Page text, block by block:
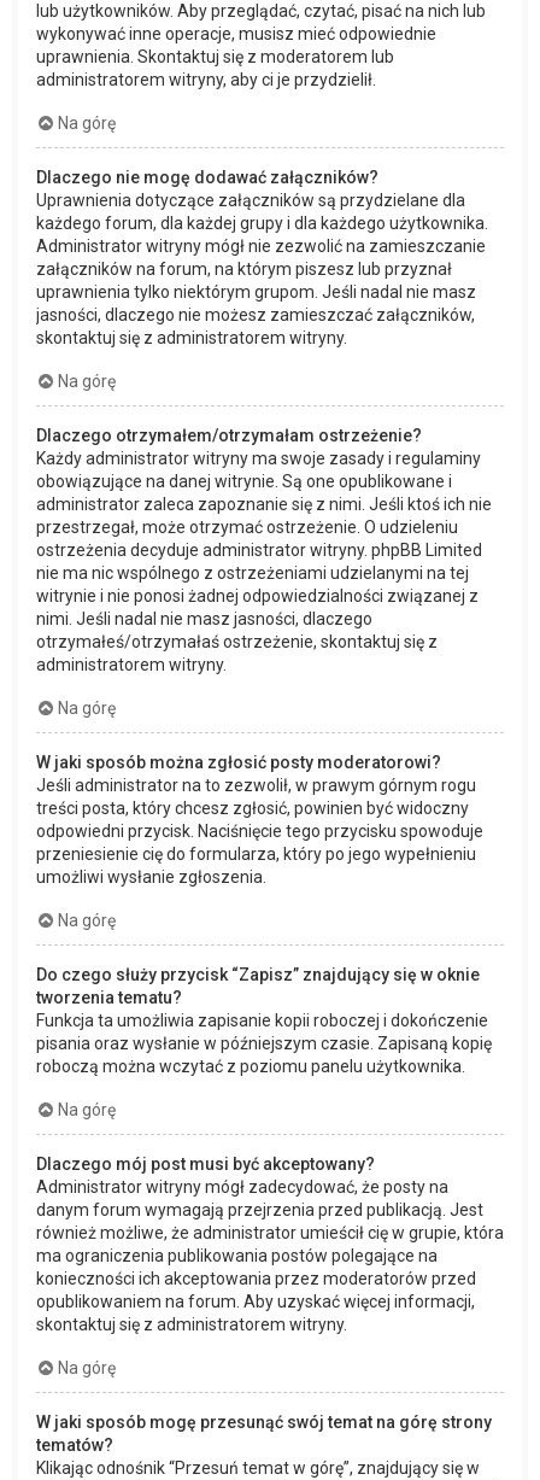
lub użytkowników. Aby przeglądać, czytać, pisać na nich lub
wykonywać inne operacje, musisz mieć odpowiednie
uprawnienia. Skontaktuj się z moderatorem lub
administratorem witryny, aby ci je przydzielił.
Na górę
Dlaczego nie mogę dodawać załączników?
Uprawnienia dotyczące załączników są przydzielane dla
każdego forum, dla każdej grupy i dla każdego użytkownika.
Administrator witryny mógł nie zezwolić na zamieszczanie
załączników na forum, na którym piszesz lub przyznał
uprawnienia tylko niektórym grupom. Jeśli nadal nie masz
jasności, dlaczego nie możesz zamieszczać załączników,
skontaktuj się z administratorem witryny.
Na górę
Dlaczego otrzymałem/otrzymałam ostrzeżenie?
Każdy administrator witryny ma swoje zasady i regulaminy
obowiązujące na danej witrynie. Są one opublikowane i
administrator zaleca zapoznanie się z nimi. Jeśli ktoś ich nie
przestrzegał, może otrzymać ostrzeżenie. O udzieleniu
ostrzeżenia decyduje administrator witryny. phpBB Limited
nie ma nic wspólnego z ostrzeżeniami udzielanymi na tej
witrynie i nie ponosi żadnej odpowiedzialności związanej z
nimi. Jeśli nadal nie masz jasności, dlaczego
otrzymałeś/otrzymałaś ostrzeżenie, skontaktuj się z
administratorem witryny.
Na górę
W jaki sposób można zgłosić posty moderatorowi?
Jeśli administrator na to zezwolił, w prawym górnym rogu
treści posta, który chcesz zgłosić, powinien być widoczny
odpowiedni przycisk. Naciśnięcie tego przycisku spowoduje
przeniesienie cię do formularza, który po jego wypełnieniu
umożliwi wysłanie zgłoszenia.
Na górę
Do czego służy przycisk “Zapisz” znajdujący się w oknie
tworzenia tematu?
Funkcja ta umożliwia zapisanie kopii roboczej i dokończenie
pisania oraz wysłanie w późniejszym czasie. Zapisaną kopię
roboczą można wczytać z poziomu panelu użytkownika.
Na górę
Dlaczego mój post musi być akceptowany?
Administrator witryny mógł zadecydować, że posty na
danym forum wymagają przejrzenia przed publikacją. Jest
również możliwe, że administrator umieścił cię w grupie, która
ma ograniczenia publikowania postów polegające na
konieczności ich akceptowania przez moderatorów przed
opublikowaniem na forum. Aby uzyskać więcej informacji,
skontaktuj się z administratorem witryny.
Na górę
W jaki sposób mogę przesunąć swój temat na górę strony
tematów?
Klikając odnośnik “Przesuń temat w górę”, znajdujący się w